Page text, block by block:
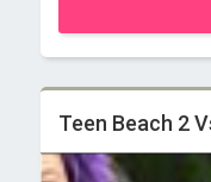
Teen Beach 2